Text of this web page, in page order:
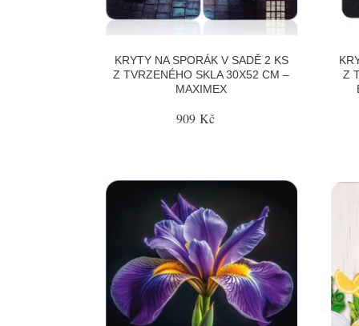
KRYTY NA SPORÁK V SADĚ 2 KS
Z TVRZENÉHO SKLA 30X52 CM –
MAXIMEX
909 Kč
Z